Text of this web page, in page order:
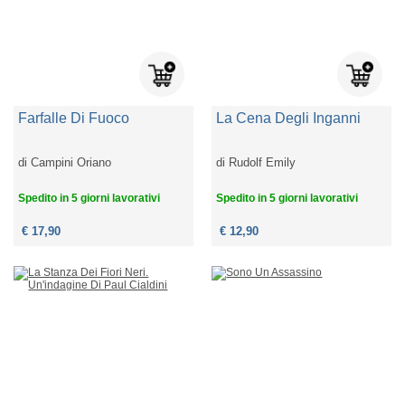
Farfalle Di Fuoco
diCampini Oriano
Spedito in 5 giorni lavorativi
€ 17,90
La Cena Degli Inganni
di Rudolf Emily
Spedito in 5 giorni lavorativi
€ 12,90